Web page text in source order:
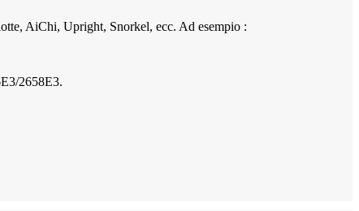
AiChi, Upright, Snorkel, ecc. Ad esempio :
2658E3.